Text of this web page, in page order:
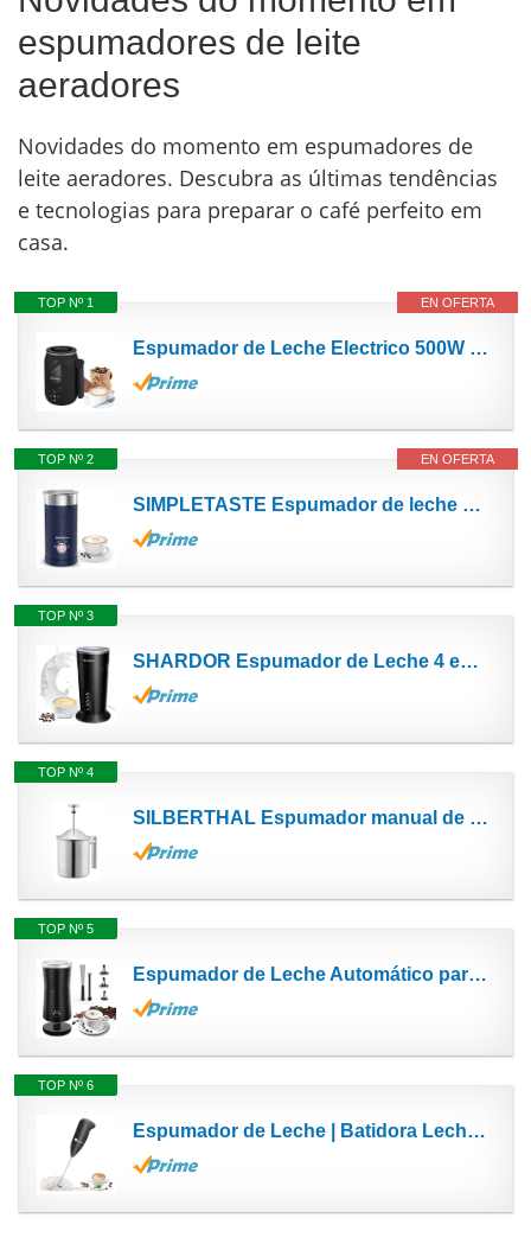
espumadores de leite
aeradores
Novidades do momento em espumadores de
leite aeradores. Descubra as últimas tendências
e tecnologias para preparar o café perfeito em
casa.
EN OFERTA
TOP Nº 1
Espumador de Leche Electrico 500W 450ml, Aoresac Espumador 4 en 1 Batidor de Leche con Mango...
EN OFERTA
TOP Nº 2
SIMPLETASTE Espumador de leche Eléctrico 4 en 1, Batidoras de leche automáticas, Máquina de...
TOP Nº 3
SHARDOR Espumador de Leche 4 en 1, Con Agitador Magnético Espumador Leche Electrico, 500W, para...
TOP Nº 4
SILBERTHAL Espumador manual de leche para 2 o 3 tazas de cappuccino | Espumadora leche manual para...
TOP Nº 5
Espumador de Leche Automático para Caliente/Frío, Vaporizador con 4 Funciones, Calentador con...
TOP Nº 6
Espumador de Leche | Batidora Leche Espuma | Acero Inoxidable | Espumador Leche Eléctrico | Apto...